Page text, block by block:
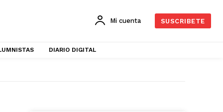
Mi cuenta SUSCRIBETE
DIARIO DIGITAL